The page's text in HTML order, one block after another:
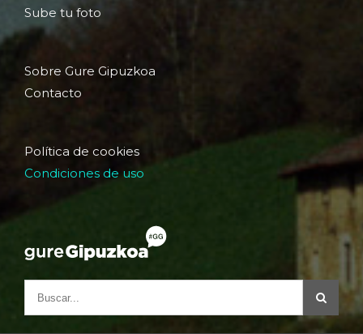
Sube tu foto
Sobre Gure Gipuzkoa
Contacto
Política de cookies
Condiciones de uso